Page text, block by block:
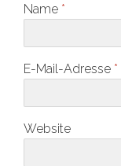
Name *
E-Mail-Adresse *
Website